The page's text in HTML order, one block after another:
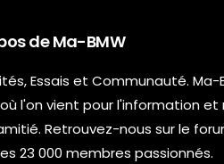
de Ma-BMW
Essais et Communauté. Ma-
l'on vient pour l'information et
Retrouvez-nous sur le
23 000 membres passionnés.